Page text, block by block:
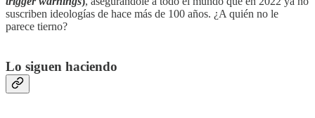
suscriben ideologías de hace más de 100 años. ¿A quién no le
parece tierno?
Lo siguen haciendo